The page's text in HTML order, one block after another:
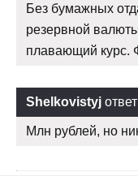
Без бумажных
резервной
плавающий курс.
Shelkovistyj
Млн рублей, но